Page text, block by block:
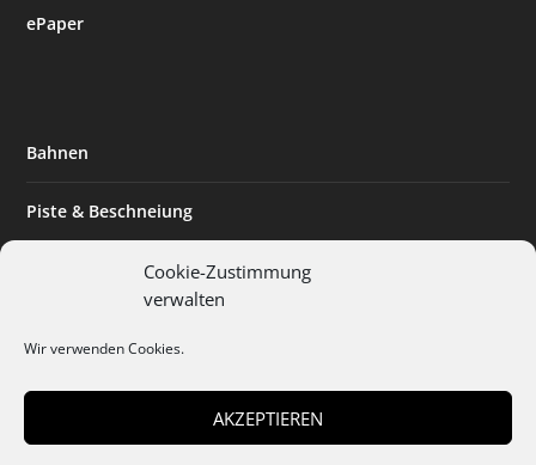
Cookie-Zustimmung
verwalten
Wir verwenden Cookies.
AKZEPTIEREN
ePaper
Bahnen
Piste & Beschneiung
Expertise & Technik